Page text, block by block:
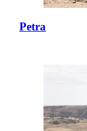
Petra